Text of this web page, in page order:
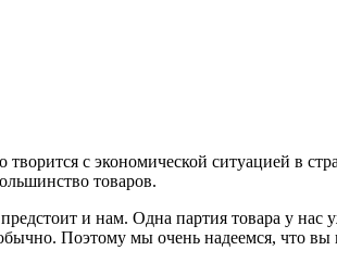
с экономической ситуацией в
товаров.
и нам. Одна партия товара у нас
Поэтому мы очень надеемся, что вы